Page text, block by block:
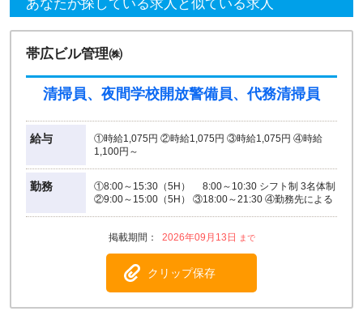
あなたが探している求人と似ている求人
帯広ビル管理㈱
清掃員、夜間学校開放警備員、代務清掃員
給与
①時給1,075円 ②時給1,075円 ③時給1,075円 ④時給
1,100円～
勤務
①8:00～15:30（5H） 8:00～10:30 シフト制 3名体制
②9:00～15:00（5H） ③18:00～21:30 ④勤務先による
2026年09月13日
クリップ保存